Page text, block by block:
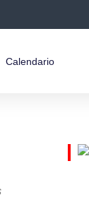
Calendario